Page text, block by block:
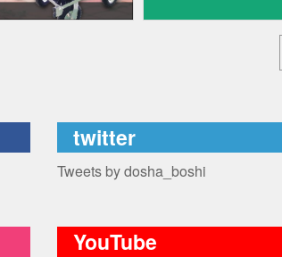
twitter
Tweets by dosha_boshi
YouTube